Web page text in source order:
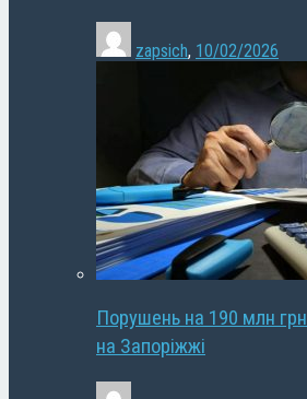
zapsich, 10/02/2026
Порушень на 190 млн
на Запоріжжі